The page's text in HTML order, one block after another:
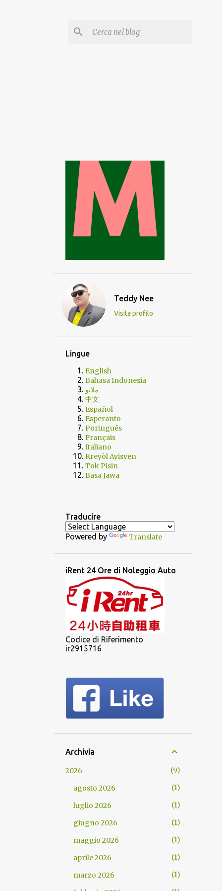
Teddy Nee
Visita profilo
Lingue
English
Bahasa Indonesia
ملايو
中文
Español
Esperanto
Português
Français
Italiano
Kreyòl Ayisyen
Tok Pisin
Basa Jawa
Traducire
Powered by Translate
iRent 24 Ore di Noleggio Auto
Codice di Riferimento
ir2915716
Archivia
2026
9
agosto 2026
1
luglio 2026
1
giugno 2026
1
maggio 2026
1
aprile 2026
1
marzo 2026
1